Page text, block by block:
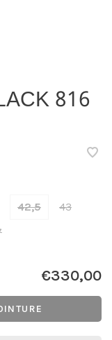
816
42,5
43
€330,00